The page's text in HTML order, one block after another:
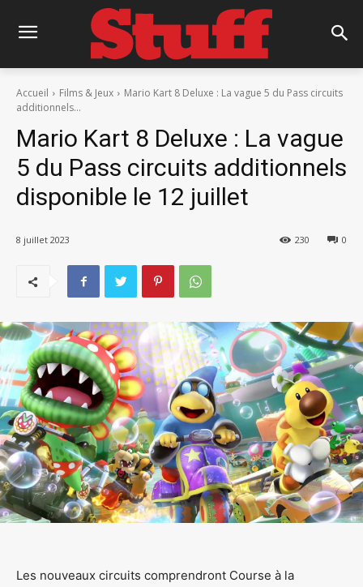
Accueil Films & Jeux
Mario Kart 8 Deluxe : La vague 5 du Pass circuits
additionnels...
Mario Kart 8 Deluxe : La vague
5 du Pass circuits additionnels
disponible le 12 juillet
8 juillet 2023 0
230
Les nouveaux circuits comprendront Course à la